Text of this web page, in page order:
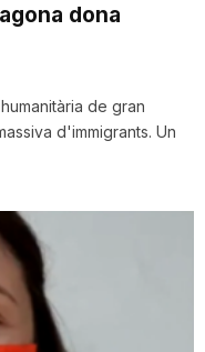
dona
de gran
d'immigrants. Un